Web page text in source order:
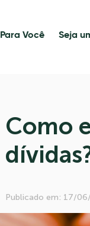
Para Você Seja
Como
Publicado em: 17/